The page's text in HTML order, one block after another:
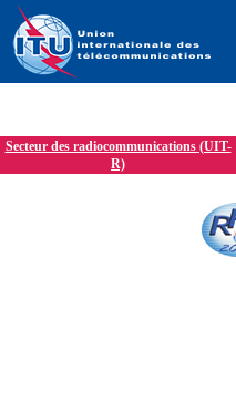
Secteur des radiocommunications (UIT-
R)